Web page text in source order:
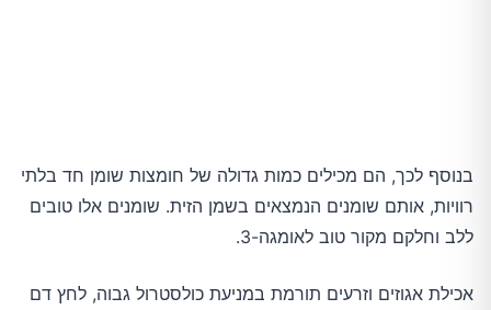
בנוסף לכך, הם מכילים כמות גדולה של חומצות שומן חד בלתי
רוויות, אותם שומנים הנמצאים בשמן הזית. שומנים אלו טובים
ללב וחלקם מקור טוב לאומגה-3.
אכילת אגוזים וזרעים תורמת במניעת כולסטרול גבוה, לחץ דם